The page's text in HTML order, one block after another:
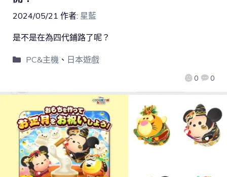
2024/05/21 作者: 星藍
0 0
是不是在為四代鋪路了呢？
PC&主機、 日本遊戲